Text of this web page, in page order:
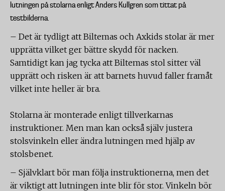
lutningen på stolarna enligt Anders Kullgren som tittat på
testbilderna.
– Det är tydligt att Biltemas och Axkids stolar är mer
upprätta vilket ger bättre skydd för nacken.
Samtidigt kan jag tycka att Biltemas stol sitter väl
upprätt och risken är att barnets huvud faller framåt
vilket inte heller är bra.
Stolarna är monterade enligt tillverkarnas
instruktioner. Men man kan också själv justera
stolsvinkeln eller ändra lutningen med hjälp av
stolsbenet.
– Självklart bör man följa instruktionerna, men det
är viktigt att lutningen inte blir för stor. Vinkeln bör